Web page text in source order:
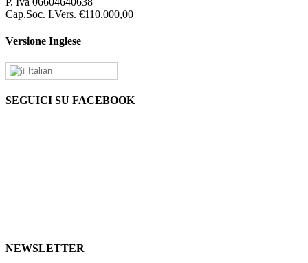
Cap.Soc. I.Vers. €110.000,00
Versione Inglese
Italian
SEGUICI SU FACEBOOK
NEWSLETTER